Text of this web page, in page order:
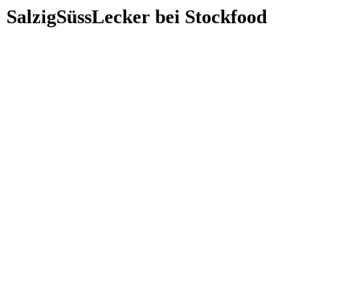
SalzigSüssLecker bei Stockfood